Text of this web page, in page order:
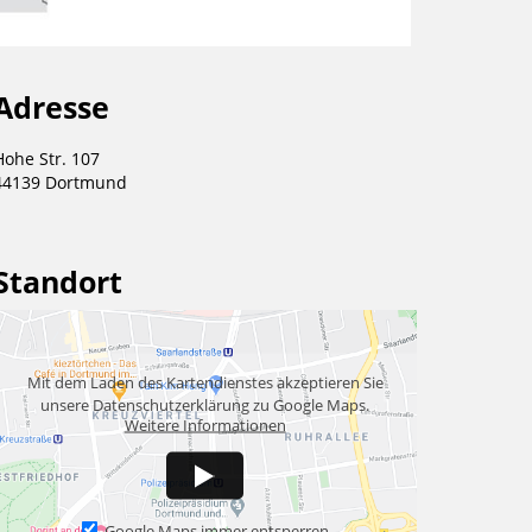
Str. 107
Dortmund
Mit dem Laden des Kartendienstes akzeptieren Sie
unsere Datenschutzerklärung zu Google Maps.
Weitere Informationen